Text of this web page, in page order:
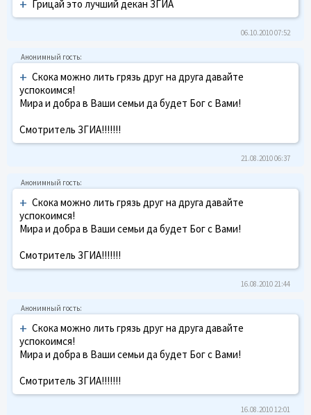
+ Грицай это лучший декан ЗГИА
06.10.2010 07:52
+ Скока можно лить грязь друг на друга давайте
успокоимся!
Мира и добра в Ваши семьи да будет Бог с Вами!
Смотритель ЗГИА!!!!!!!
21.08.2010 06:37
+ Скока можно лить грязь друг на друга давайте
успокоимся!
Мира и добра в Ваши семьи да будет Бог с Вами!
Смотритель ЗГИА!!!!!!!
16.08.2010 21:44
+ Скока можно лить грязь друг на друга давайте
успокоимся!
Мира и добра в Ваши семьи да будет Бог с Вами!
Смотритель ЗГИА!!!!!!!
16.08.2010 12:01